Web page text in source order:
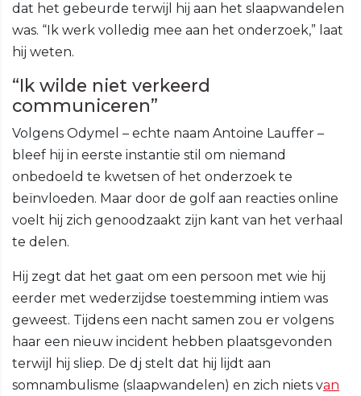
dat het gebeurde terwijl hij aan het slaapwandelen
was. “Ik werk volledig mee aan het onderzoek,” laat
hij weten.
“Ik wilde niet verkeerd
communiceren”
Volgens Odymel – echte naam Antoine Lauffer –
bleef hij in eerste instantie stil om niemand
onbedoeld te kwetsen of het onderzoek te
beïnvloeden. Maar door de golf aan reacties online
voelt hij zich genoodzaakt zijn kant van het verhaal
te delen.
Hij zegt dat het gaat om een persoon met wie hij
eerder met wederzijdse toestemming intiem was
geweest. Tijdens een nacht samen zou er volgens
haar een nieuw incident hebben plaatsgevonden
terwijl hij sliep. De dj stelt dat hij lijdt aan
somnambulisme (slaapwandelen) en zich niets van